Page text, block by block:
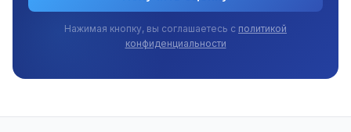
Нажимая кнопку, вы соглашаетесь с политикой
конфиденциальности